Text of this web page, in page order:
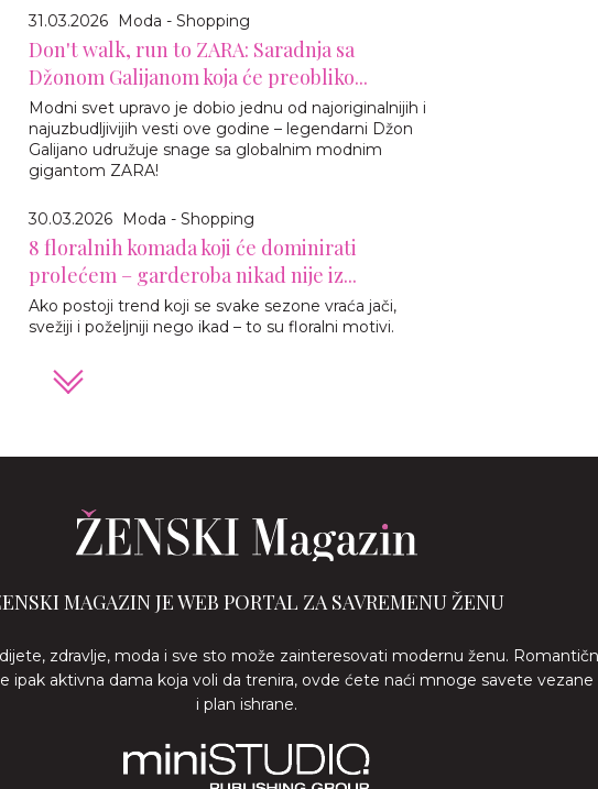
31.03.2026 Moda - Shopping
Don't walk, run to ZARA: Saradnja sa
Džonom Galijanom koja će preobliko...
Modni svet upravo je dobio jednu od najoriginalnijih i
najuzbudljivijih vesti ove godine – legendarni Džon
Galijano udružuje snage sa globalnim modnim
gigantom ZARA!
30.03.2026 Moda - Shopping
8 floralnih komada koji će dominirati
prolećem – garderoba nikad nije iz...
Ako postoji trend koji se svake sezone vraća jači,
svežiji i poželjniji nego ikad – to su floralni motivi.
MAGAZIN JE WEB PORTAL ZA SAVREMENU ŽENU
zdravlje, moda i sve sto može zainteresovati modernu ženu.
ipak aktivna dama koja voli da trenira, ovde ćete naći mnoge savete
i plan ishrane.